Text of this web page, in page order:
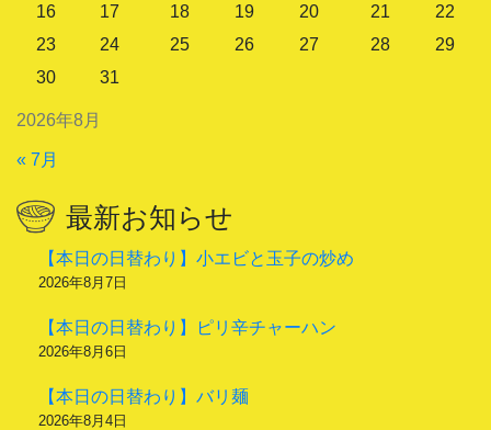
2026年8月
16
17 18 19 20 21
22
23
24 25 26 27 28
29
30
31
« 7月
最新お知らせ
【本日の日替わり】小エビと玉子の炒め
2026年8月7日
【本日の日替わり】ピリ辛チャーハン
2026年8月6日
【本日の日替わり】バリ麺
2026年8月4日